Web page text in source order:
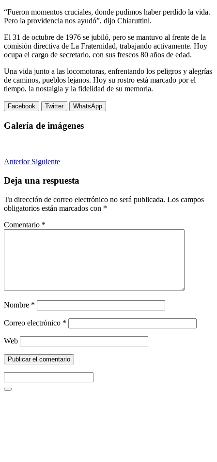
“Fueron momentos cruciales, donde pudimos haber perdido la vida.
Pero la providencia nos ayudó”, dijo Chiaruttini.
El 31 de octubre de 1976 se jubiló, pero se mantuvo al frente de la
comisión directiva de La Fraternidad, trabajando activamente. Hoy
ocupa el cargo de secretario, con sus frescos 80 años de edad.
Una vida junto a las locomotoras, enfrentando los peligros y alegrías
de caminos, pueblos lejanos. Hoy su rostro está marcado por el
tiempo, la nostalgia y la fidelidad de su memoria.
Facebook Twitter WhatsApp
Galería de imágenes
Anterior Siguiente
Deja una respuesta
Tu dirección de correo electrónico no será publicada. Los campos
obligatorios están marcados con *
Comentario *
Nombre *
Correo electrónico *
Web